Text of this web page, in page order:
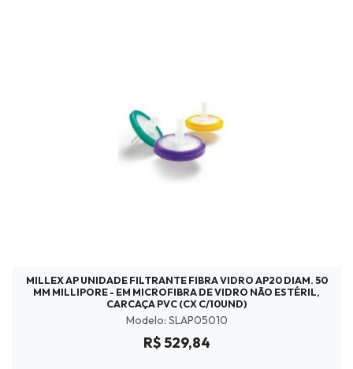
MILLEX AP UNIDADE FILTRANTE FIBRA VIDRO AP20 DIAM. 50
MM MILLIPORE - EM MICROFIBRA DE VIDRO NÃO ESTÉRIL,
CARCAÇA PVC (CX C/10UND)
Modelo: SLAP05010
R$ 529,84